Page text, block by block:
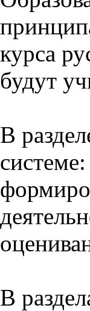
курса
будут
В
В